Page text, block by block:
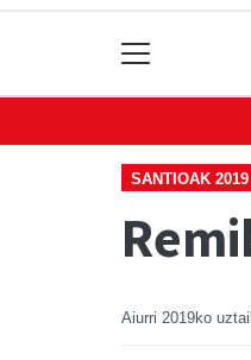
SANTIOAK 2019
Aiurri 2019ko